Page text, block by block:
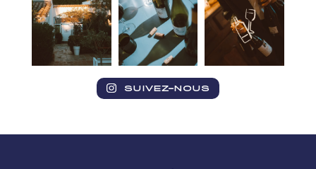
SUIVEZ-NOUS